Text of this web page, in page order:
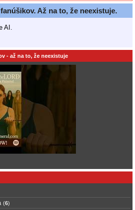
Až na to, že neexistuje.
AI.
- až na to, že neexistuje
(6)